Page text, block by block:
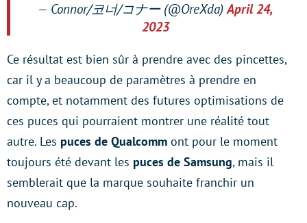
— Connor/코너/コナー (@OreXda)April 24,
2023
Ce résultat est bien sûr à prendre avec des pincettes,
car il y a beaucoup de paramètres à prendre en
compte, et notamment des futures optimisations de
ces puces qui pourraient montrer une réalité tout
autre. Les puces de Qualcomm ont pour le moment
toujours été devant les puces de Samsung, mais il
semblerait que la marque souhaite franchir un
nouveau cap.